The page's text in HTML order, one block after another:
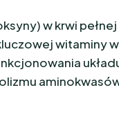
w krwi
witaminy